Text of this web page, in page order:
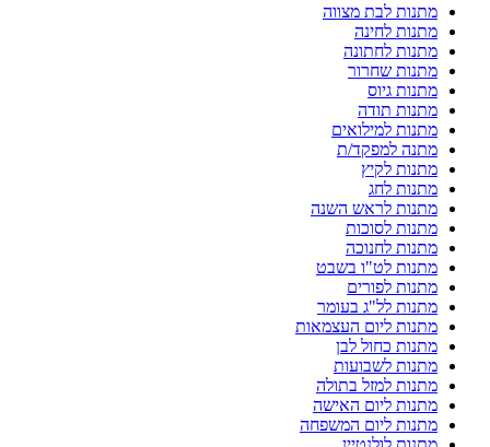
מתנות לבת מצווה
מתנות לחינה
מתנות לחתונה
מתנות שחרור
מתנות גיוס
מתנות תודה
מתנות למילואים
מתנה למפקד/ת
מתנות לקיץ
מתנות לחג
מתנות לראש השנה
מתנות לסוכות
מתנות לחנוכה
מתנות לט"ו בשבט
מתנות לפורים
מתנות לל"ג בעומר
מתנות ליום העצמאות
מתנות כחול לבן
מתנות לשבועות
מתנות למזל בתולה
מתנות ליום האישה
מתנות ליום המשפחה